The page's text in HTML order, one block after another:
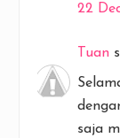
22
Tuan
saja